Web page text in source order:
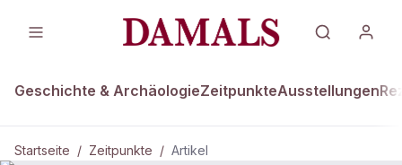
Geschichte & ArchäologieZeitpunkteAusstellungen
Startseite / Zeitpunkte / Artikel